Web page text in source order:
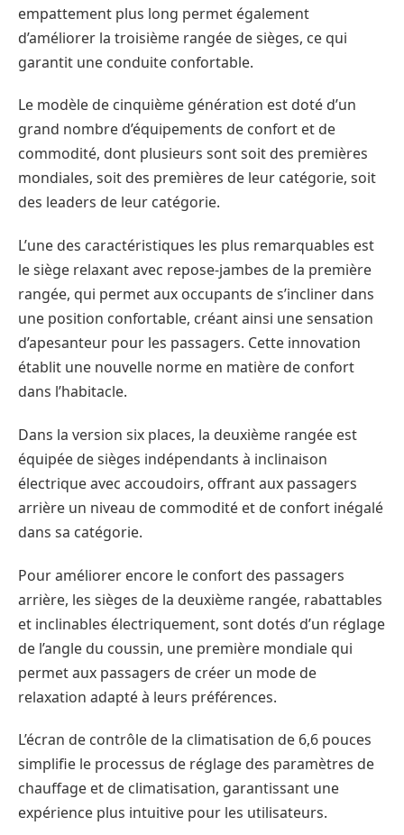
empattement plus long permet également
d’améliorer la troisième rangée de sièges, ce qui
garantit une conduite confortable.
Le modèle de cinquième génération est doté d’un
grand nombre d’équipements de confort et de
commodité, dont plusieurs sont soit des premières
mondiales, soit des premières de leur catégorie, soit
des leaders de leur catégorie.
L’une des caractéristiques les plus remarquables est
le siège relaxant avec repose-jambes de la première
rangée, qui permet aux occupants de s’incliner dans
une position confortable, créant ainsi une sensation
d’apesanteur pour les passagers. Cette innovation
établit une nouvelle norme en matière de confort
dans l’habitacle.
Dans la version six places, la deuxième rangée est
équipée de sièges indépendants à inclinaison
électrique avec accoudoirs, offrant aux passagers
arrière un niveau de commodité et de confort inégalé
dans sa catégorie.
Pour améliorer encore le confort des passagers
arrière, les sièges de la deuxième rangée, rabattables
et inclinables électriquement, sont dotés d’un réglage
de l’angle du coussin, une première mondiale qui
permet aux passagers de créer un mode de
relaxation adapté à leurs préférences.
L’écran de contrôle de la climatisation de 6,6 pouces
simplifie le processus de réglage des paramètres de
chauffage et de climatisation, garantissant une
expérience plus intuitive pour les utilisateurs.